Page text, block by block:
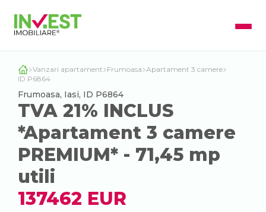
Vanzari apartament Frumoasa Apartament 3 camere
ID P6864
Frumoasa, Iasi, ID P6864
TVA 21% INCLUS
*Apartament 3 camere
PREMIUM* - 71,45 mp
utili
137462 EUR